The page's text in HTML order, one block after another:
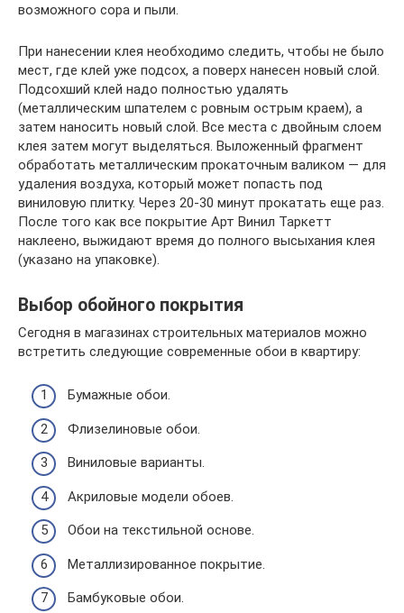
возможного сора и пыли.
При нанесении клея необходимо следить, чтобы не было
мест, где клей уже подсох, а поверх нанесен новый слой.
Подсохший клей надо полностью удалять
(металлическим шпателем с ровным острым краем), а
затем наносить новый слой. Все места с двойным слоем
клея затем могут выделяться. Выложенный фрагмент
обработать металлическим прокаточным валиком — для
удаления воздуха, который может попасть под
виниловую плитку. Через 20-30 минут прокатать еще раз.
После того как все покрытие Арт Винил Таркетт
наклеено, выжидают время до полного высыхания клея
(указано на упаковке).
Выбор обойного покрытия
Сегодня в магазинах строительных материалов можно
встретить следующие современные обои в квартиру:
Бумажные обои.
Флизелиновые обои.
Виниловые варианты.
Акриловые модели обоев.
Обои на текстильной основе.
Металлизированное покрытие.
Бамбуковые обои.